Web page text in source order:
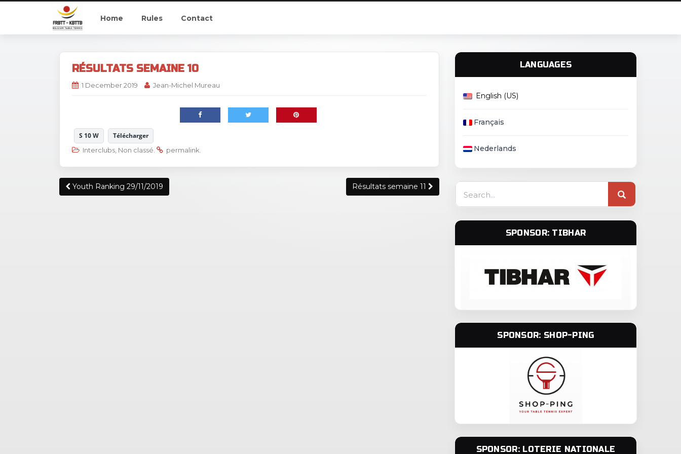
Home Rules Contact
RÉSULTATS SEMAINE 10
1 December 2019 Jean-Michel Mureau
S 10 W Télécharger
Interclubs Non classé permalink
Post
navigation
Youth Ranking 29/11/2019 Résultats semaine 11
LANGUAGES
English (US)
Français
Nederlands
for:
SPONSOR: TIBHAR
SPONSOR: SHOP-PING
SPONSOR: LOTERIE NATIONALE